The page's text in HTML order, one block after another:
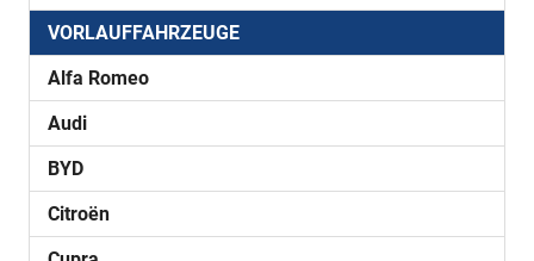
VORLAUFFAHRZEUGE
Alfa Romeo
Audi
BYD
Citroën